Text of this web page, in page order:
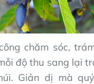
chăm sóc,
độ thu sang lại
Giản dị mà